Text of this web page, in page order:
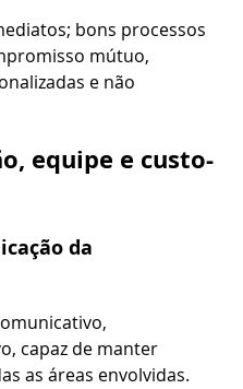
bons processos
mútuo,
e não
equipe e custo-
da
capaz de manter
as áreas envolvidas.